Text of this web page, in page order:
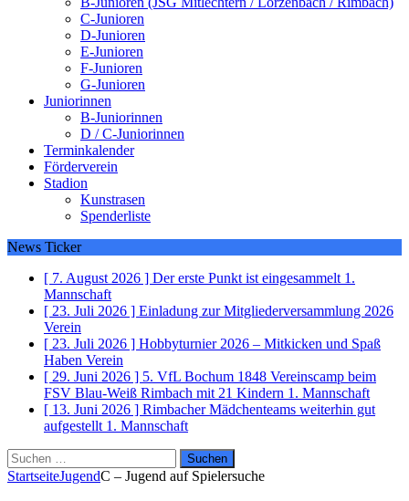
C-Junioren
D-Junioren
E-Junioren
F-Junioren
G-Junioren
Juniorinnen
B-Juniorinnen
D / C-Juniorinnen
Terminkalender
Förderverein
Stadion
Kunstrasen
Spenderliste
News Ticker
[ 7. August 2026 ] Der erste Punkt ist eingesammelt 1.
Mannschaft
[ 23. Juli 2026 ] Einladung zur Mitgliederversammlung 2026
Verein
[ 23. Juli 2026 ] Hobbyturnier 2026 – Mitkicken und Spaß
Haben Verein
[ 29. Juni 2026 ] 5. VfL Bochum 1848 Vereinscamp beim
FSV Blau-Weiß Rimbach mit 21 Kindern 1. Mannschaft
[ 13. Juni 2026 ] Rimbacher Mädchenteams weiterhin gut
aufgestellt 1. Mannschaft
Suchen
nach:
StartseiteJugendC – Jugend auf Spielersuche